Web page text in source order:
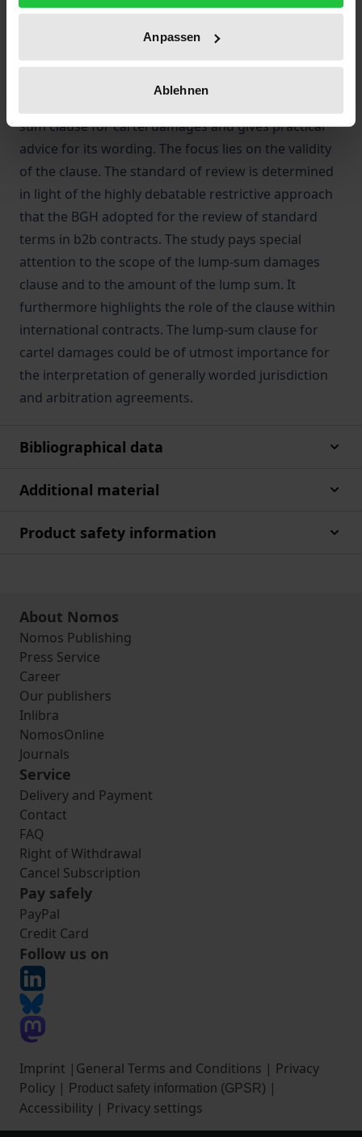
Anpassen
Ablehnen
estimation of damages in cartel damage actions,
companies increasingly follow an alternative
approach – including a contractual lump-sum clause
sum clause for cartel damages and gives practical
advice for its wording. The focus lies on the validity
of the clause. The standard of review is determined
in light of the highly debatable restrictive approach
that the BGH adopted for the review of standard
terms in b2b contracts. The study pays special
attention to the scope of the lump-sum damages
clause and to the amount of the lump sum. It
furthermore highlights the role of the clause within
international contracts. The lump-sum clause for
cartel damages could be of utmost importance for
the interpretation of generally worded jurisdiction
and arbitration agreements.
Bibliographical data
Additional material
Product safety information
About Nomos
Nomos Publishing
Press Service
Career
Our publishers
Inlibra
NomosOnline
Journals
Service
Delivery and Payment
Contact
FAQ
Right of Withdrawal
Cancel Subscription
Pay safely
PayPal
Credit Card
Follow us on
Imprint | General Terms and Conditions | Privacy
Policy | Product safety information (GPSR) |
Accessibility | Privacy settings